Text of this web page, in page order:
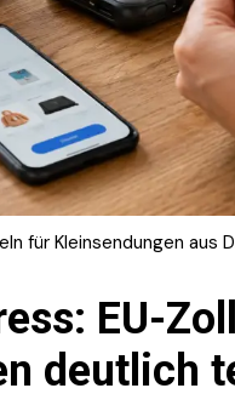
für Kleinsendungen
EU-
deutlich